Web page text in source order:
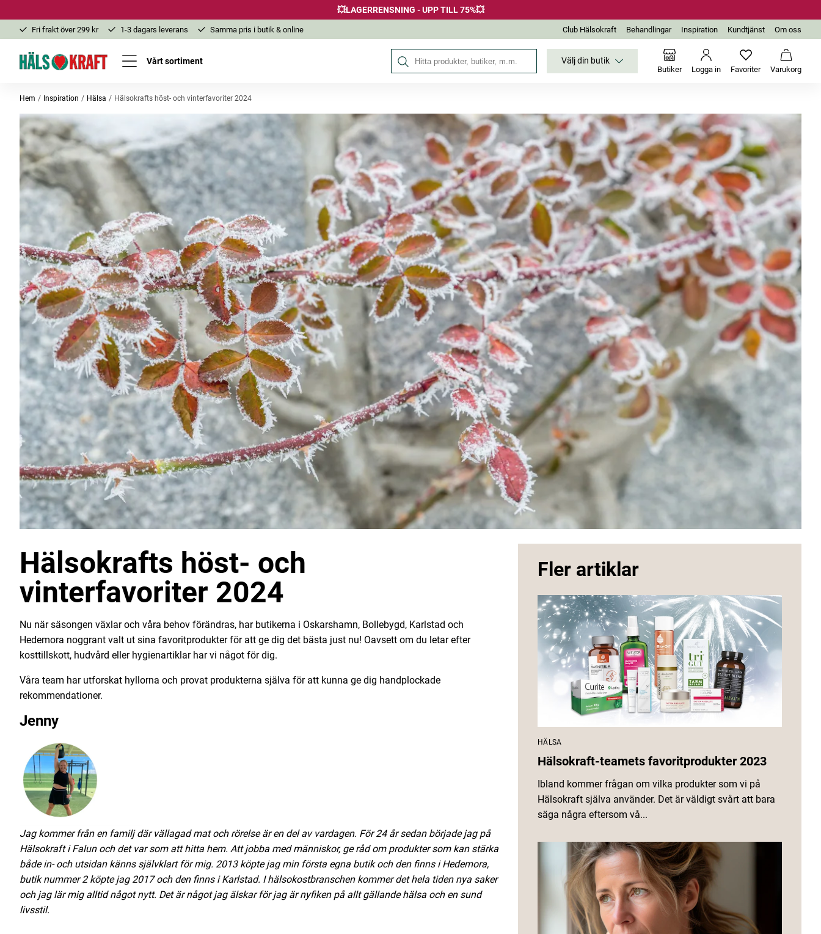
💥LAGERRENSNING - UPP TILL 75%💥
Fri frakt över 299 kr 1-3 dagars leverans Samma pris i butik & online Club Hälsokraft Behandlingar Inspiration Kundtjänst Om oss
Vårt sortiment Sök på Hälsokraft Välj din butik
Butiker Logga in FavoriterInga favoriter
Varukorg
Hem Inspiration Hälsa Hälsokrafts höst- och vinterfavoriter 2024
Hälsokrafts höst- och
vinterfavoriter 2024
Nu när säsongen växlar och våra behov förändras, har butikerna i Oskarshamn, Bollebygd, Karlstad och
Hedemora noggrant valt ut sina favoritprodukter för att ge dig det bästa just nu! Oavsett om du letar efter
kosttillskott, hudvård eller hygienartiklar har vi något för dig.
Våra team har utforskat hyllorna och provat produkterna själva för att kunna ge dig handplockade
rekommendationer.
Jenny
Jag kommer från en familj där vällagad mat och rörelse är en del av vardagen. För 24 år sedan började jag på
Hälsokraft i Falun och det var som att hitta hem. Att jobba med människor, ge råd om produkter som kan stärka
både in- och utsidan känns självklart för mig. 2013 köpte jag min första egna butik och den finns i Hedemora,
butik nummer 2 köpte jag 2017 och den finns i Karlstad. I hälsokostbranschen kommer det hela tiden nya saker
och jag lär mig alltid något nytt. Det är något jag älskar för jag är nyfiken på allt gällande hälsa och en sund
livsstil.
Fler artiklar
HÄLSA
Hälsokraft-teamets favoritprodukter 2023
Ibland kommer frågan om vilka produkter som vi på
Hälsokraft själva använder. Det är väldigt svårt att bara
säga några eftersom vå...